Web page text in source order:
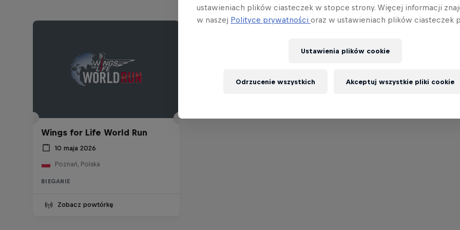
Wings for Life World Run
10 maja 2026
Poznań, Polska
BIEGANIE
Zobacz powtórkę
ustawieniach plików ciasteczek w stopce strony. Więcej informacji
w naszej Polityce prywatności oraz w ustawieniach plików ciasteczek
Ustawienia plików cookie
Odrzucenie wszystkich Akceptuj wszystkie pliki cookie